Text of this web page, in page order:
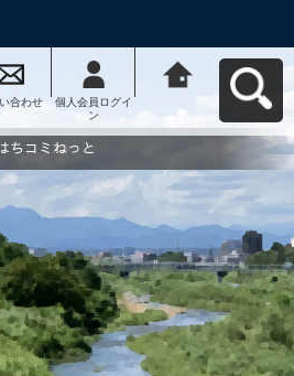
合わせ
個人会員ログイ
ン
動応援ｻｲﾄ はち
コミねっとへ戻
ちコミねっと